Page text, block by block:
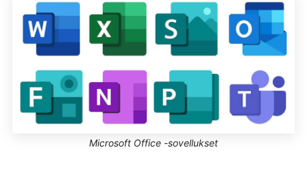
Microsoft Office -sovellukset